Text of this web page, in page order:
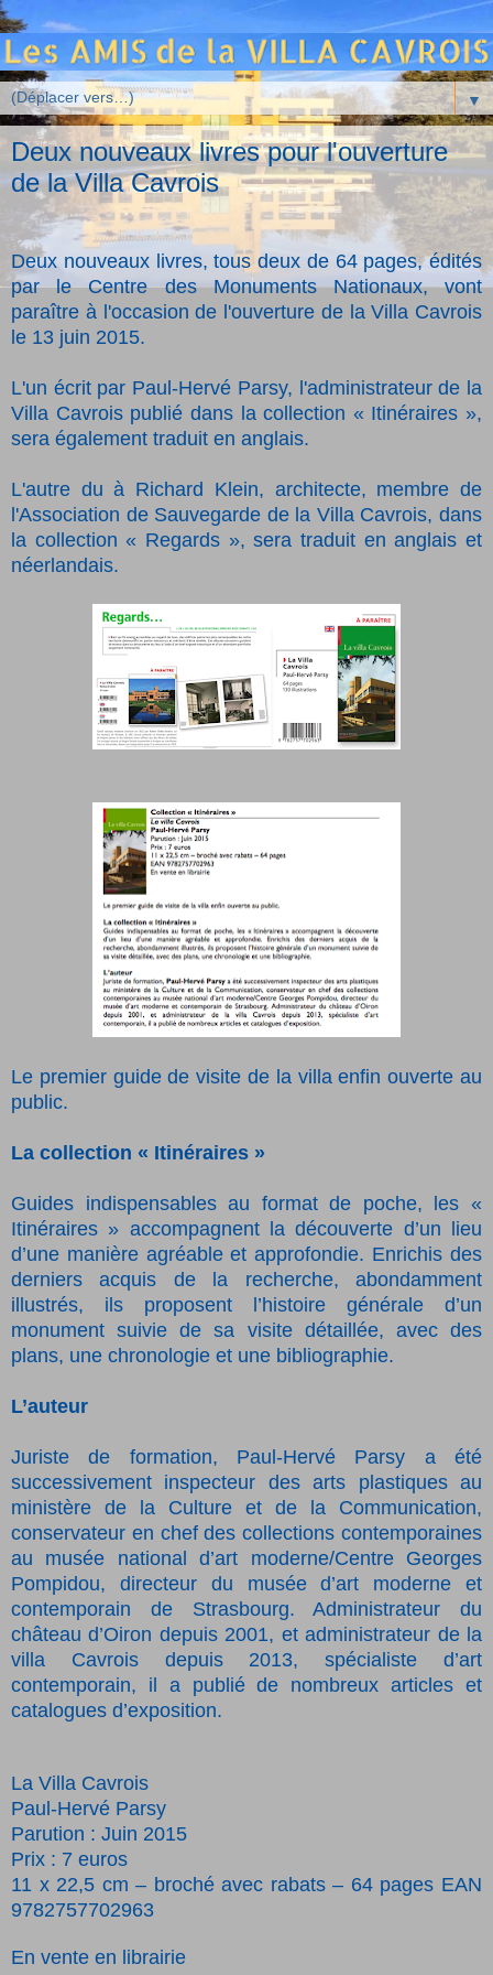
▼
Deux nouveaux livres pour l'ouverture
de la Villa Cavrois
Deux nouveaux livres, tous deux de 64 pages, édités
par le Centre des Monuments Nationaux, vont
paraître à l'occasion de l'ouverture de la Villa Cavrois
le 13 juin 2015.
L'un écrit par Paul-Hervé Parsy, l'administrateur de la
Villa Cavrois publié dans la collection « Itinéraires »,
sera également traduit en anglais.
L'autre du à Richard Klein, architecte, membre de
l'Association de Sauvegarde de la Villa Cavrois, dans
la collection« Regards », sera traduit en anglais et
néerlandais.
Le premier guide de visite de la villa enfin ouverte au
public.
La collection « Itinéraires »
Guides indispensables au format de poche, les «
Itinéraires » accompagnent la découverte d’un lieu
d’une manière agréable et approfondie. Enrichis des
derniers acquis de la recherche, abondamment
illustrés, ils proposent l’histoire générale d’un
monument suivie de sa visite détaillée, avec des
plans, une chronologie et une bibliographie.
L’auteur
Juriste de formation, Paul-Hervé Parsy a été
successivement inspecteur des arts plastiques au
ministère de la Culture et de la Communication,
conservateur en chef des collections contemporaines
au musée national d’art moderne/Centre Georges
Pompidou, directeur du musée d’art moderne et
contemporain de Strasbourg. Administrateur du
château d’Oiron depuis 2001, et administrateur de la
villa Cavrois depuis 2013, spécialiste d’art
contemporain, il a publié de nombreux articles et
catalogues d’exposition.
La Villa Cavrois
Paul-Hervé Parsy
Parution : Juin 2015
Prix : 7 euros
11 x 22,5 cm – broché avec rabats – 64 pages EAN
9782757702963
En vente en librairie